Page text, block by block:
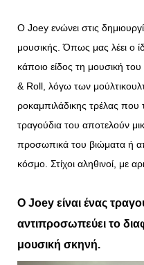
Ο Joey ενώνει στις
μουσικής. Όπως μας λέει ο
κάποιο είδος τη μουσική
& Roll, λόγω των
ροκαμπιλάδικης τρέλας που
τραγούδια του αποτελούν
προσωπικά του βιώματα ή
κόσμο. Στίχοι αληθινοί, με
Ο Joey είναι ένας
αντιπροσωπεύει το
μουσική σκηνή.